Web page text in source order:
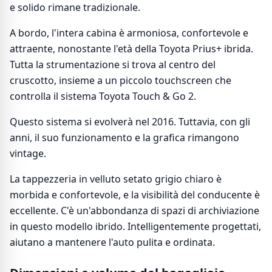
e solido rimane tradizionale.
A bordo, l'intera cabina è armoniosa, confortevole e
attraente, nonostante l'età della Toyota Prius+ ibrida.
Tutta la strumentazione si trova al centro del
cruscotto, insieme a un piccolo touchscreen che
controlla il sistema Toyota Touch & Go 2.
Questo sistema si evolverà nel 2016. Tuttavia, con gli
anni, il suo funzionamento e la grafica rimangono
vintage.
La tappezzeria in velluto setato grigio chiaro è
morbida e confortevole, e la visibilità del conducente è
eccellente. C'è un'abbondanza di spazi di archiviazione
in questo modello ibrido. Intelligentemente progettati,
aiutano a mantenere l'auto pulita e ordinata.